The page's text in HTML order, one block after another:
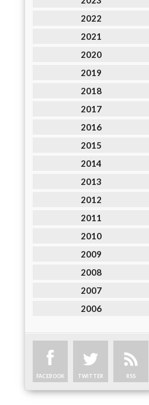
2022
2021
2020
2019
2018
2017
2016
2015
2014
2013
2012
2011
2010
2009
2008
2007
2006
FACEBOOK TWITTER RSS